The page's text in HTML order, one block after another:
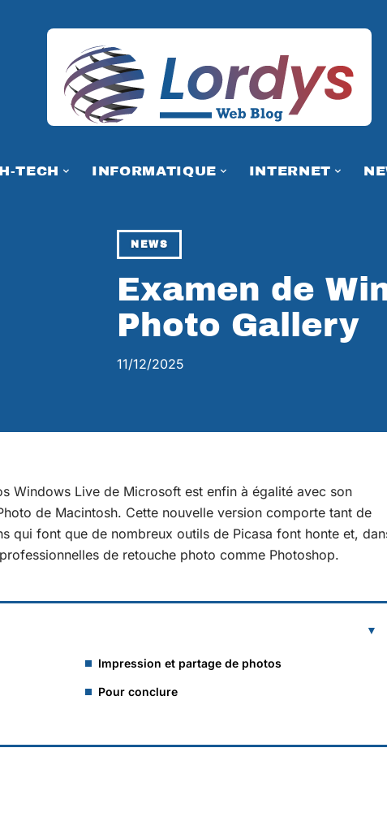
TECH INFORMATIQUE INTERNET
NEWS
Examen de
Photo Gallery
11/12/2025
Windows Live de Microsoft est enfin à égalité avec son
de Macintosh. Cette nouvelle version comporte tant de
qui font que de nombreux outils de Picasa font honte et,
de retouche photo comme Photoshop.
Impression et partage de photos
Pour conclure